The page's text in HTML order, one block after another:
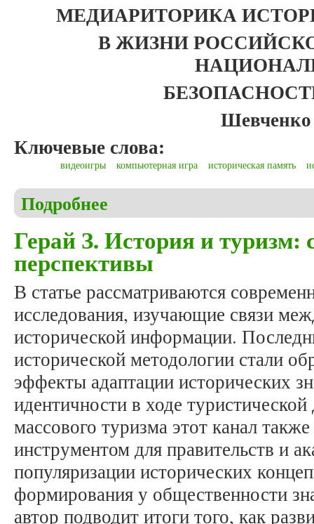
МЕДИАРИТОРИКА
В ЖИЗНИ
Ключевые слова:
видеоигры компьютерная игра историческая память
Подробнее
Герай З. История и туризм:
перспективы
В статье рассматриваются
исследования, изучающие связи
исторической информации.
исторической методологии стали
эффекты адаптации исторических
идентичности в ходе
массового туризма этот канал
инструментом для правительств и
популяризации исторических
формирования у общественности
автор подводит итоги того, как